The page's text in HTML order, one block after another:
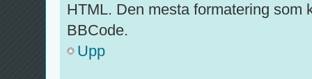
HTML. Den mesta formatering som
BBCode.
Upp